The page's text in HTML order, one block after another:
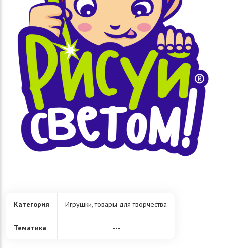
Категория Игрушки, товары для творчества
Тематика ---